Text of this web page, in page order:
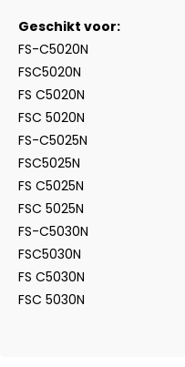
Geschikt voor:
FS-C5020N
FSC5020N
FS C5020N
FSC 5020N
FS-C5025N
FSC5025N
FS C5025N
FSC 5025N
FS-C5030N
FSC5030N
FS C5030N
FSC 5030N